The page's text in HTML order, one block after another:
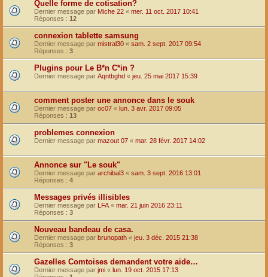
Quelle forme de cotisation?
Dernier message par Miche 22 « mer. 11 oct. 2017 10:41
Réponses : 12
connexion tablette samsung
Dernier message par mistral30 « sam. 2 sept. 2017 09:54
Réponses : 3
Plugins pour Le B*n C*in ?
Dernier message par Aqntbghd « jeu. 25 mai 2017 15:39
comment poster une annonce dans le souk
Dernier message par oc07 « lun. 3 avr. 2017 09:05
Réponses : 13
problemes connexion
Dernier message par mazout 07 « mar. 28 févr. 2017 14:02
Annonce sur "Le souk"
Dernier message par archibal3 « sam. 3 sept. 2016 13:01
Réponses : 4
Messages privés illisibles
Dernier message par LFA « mar. 21 juin 2016 23:11
Réponses : 3
Nouveau bandeau de casa.
Dernier message par brunopath « jeu. 3 déc. 2015 21:38
Réponses : 3
Gazelles Comtoises demandent votre aide…
Dernier message par jmi « lun. 19 oct. 2015 17:13